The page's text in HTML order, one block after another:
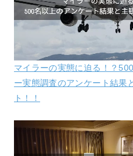
マイラーの実態に迫る！？
ー実態調査のアンケート結果
ト！！